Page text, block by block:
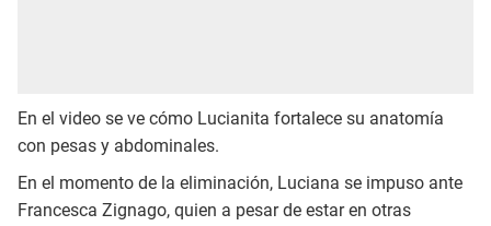
En el video se ve cómo Lucianita fortalece su anatomía
con pesas y abdominales.
En el momento de la eliminación, Luciana se impuso ante
Francesca Zignago, quien a pesar de estar en otras